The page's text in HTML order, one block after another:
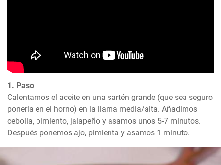
1. Paso
Calentamos el aceite en una sartén grande (que sea seguro
ponerla en el horno) en la llama media/alta. Añadimos
cebolla, pimiento, jalapeño y asamos unos 5-7 minutos.
Después ponemos ajo, pimienta y asamos 1 minuto.